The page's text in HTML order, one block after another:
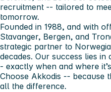
recruitment -- tailored to
tomorrow.
Founded in 1988, and with
Stavanger, Bergen, and
strategic partner to
decades. Our success lies
- exactly when and where
Choose Akkodis -- because
all the difference.